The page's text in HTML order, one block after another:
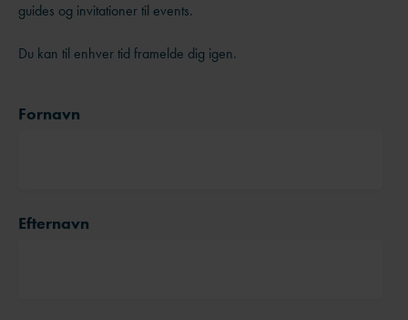
guides og invitationer til events.
Du kan til enhver tid framelde dig igen.
Fornavn
Efternavn